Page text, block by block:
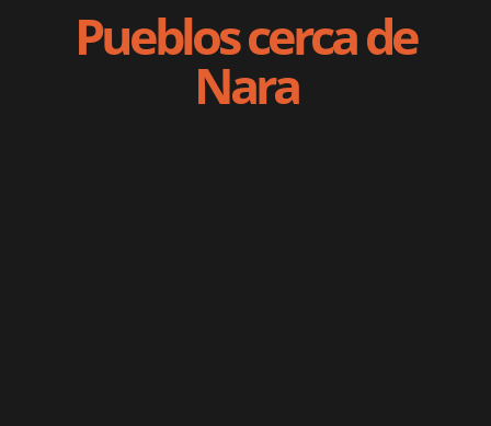
Pueblos cerca de
Nara